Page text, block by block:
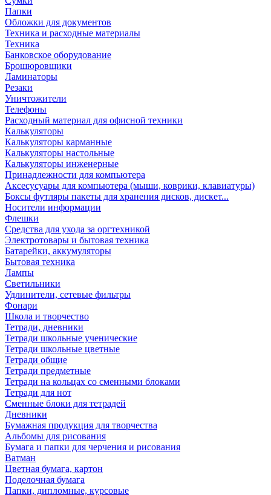
Папки
Обложки для документов
Техника и расходные материалы
Техника
Банковское оборудование
Брошюровщики
Ламинаторы
Резаки
Уничтожители
Телефоны
Расходный материал для офисной техники
Калькуляторы
Калькуляторы карманные
Калькуляторы настольные
Калькуляторы инженерные
Принадлежности для компьютера
Аксесусуары для компьютера (мыши, коврики, клавиатуры)
Боксы футляры пакеты для хранения дисков, дискет...
Носители информации
Флешки
Средства для ухода за оргтехникой
Электротовары и бытовая техника
Батарейки, аккумуляторы
Бытовая техника
Лампы
Светильники
Удлинители, сетевые фильтры
Фонари
Школа и творчество
Тетради, дневники
Тетради школьные ученические
Тетради школьные цветные
Тетради общие
Тетради предметные
Тетради на кольцах со сменными блоками
Тетради для нот
Сменные блоки для тетрадей
Дневники
Бумажная продукция для творчества
Альбомы для рисования
Бумага и папки для черчения и рисования
Ватман
Цветная бумага, картон
Поделочная бумага
Папки, дипломные, курсовые